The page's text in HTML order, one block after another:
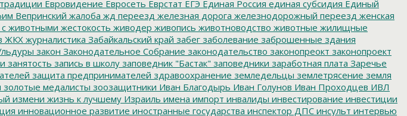
Евровидение Евросеть Еврстат ЕГЭ Единая Россия единая субсидия Единый
Вепринский жалоба жд переезд железная дорога железнодорожный переезд женская
животными жестокость живодер живопись животноводство животные жилищные
ЖКХ журналистика Забайкальский край забег заболевание заброшенные здания
закон Законодательное Собрание законодательство законопреокт законопроект
занятость запись в школу заповедник "Бастак" заповедники заработная плата Заречье
защита предпринимателей здравоохранение земледельцы землетрясение земля
золотые медалисты зоозащитники Иван Благодырь Иван Голунов Иван Проходцев ИВЛ
измени жизнь к лучшему Израиль имена импорт инвалиды инвестирование инвестиции
инновационное развитие иностранные государства инспектор ДПС инсульт интервью